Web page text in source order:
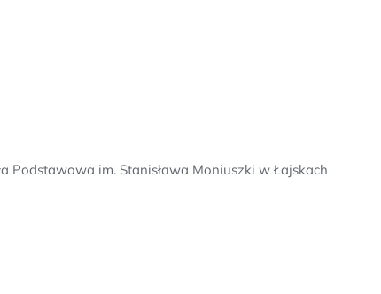
Podstawowa im. Stanisława Moniuszki w Łajskach